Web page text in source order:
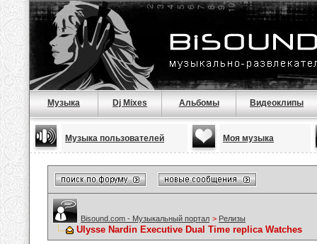
Музыка Dj Mixes Альбомы Видеоклипы
Музыка пользователей Моя музыка
Bisound.com - Музыкальный портал > Релизы
Ulysse Nardin Executive Dual Time replica Watches